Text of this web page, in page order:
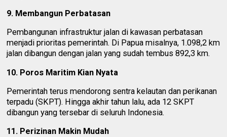
9. Membangun Perbatasan
Pembangunan infrastruktur jalan di kawasan perbatasan
menjadi prioritas pemerintah. Di Papua misalnya, 1.098,2 km
jalan dibangun dengan jalan yang sudah tembus 892,3 km.
10. Poros Maritim Kian Nyata
Pemerintah terus mendorong sentra kelautan dan perikanan
terpadu (SKPT). Hingga akhir tahun lalu, ada 12 SKPT
dibangun yang tersebar di seluruh Indonesia.
11. Perizinan Makin Mudah